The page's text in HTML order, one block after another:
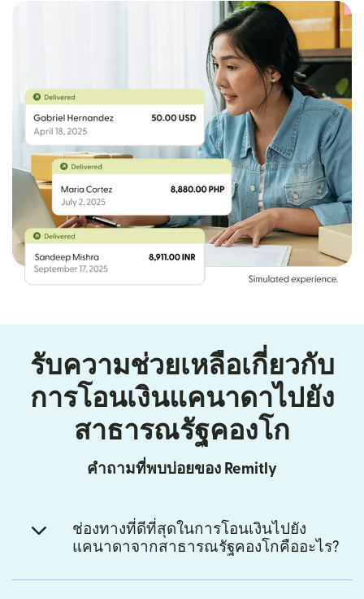
รับความช่วยเหลือเกี่ยวกับ
การโอนเงินแคนาดาไปยัง
สาธารณรัฐคองโก
คำถามที่พบบ่อยของ Remitly
ช่องทางที่ดีที่สุดในการโอนเงินไปยัง
แคนาดาจากสาธารณรัฐคองโกคืออะไร?